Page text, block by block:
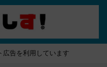
広告を利用しています